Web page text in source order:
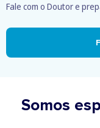
Fale com o Doutor e
Somos